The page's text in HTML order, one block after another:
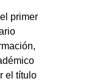
primer
el título